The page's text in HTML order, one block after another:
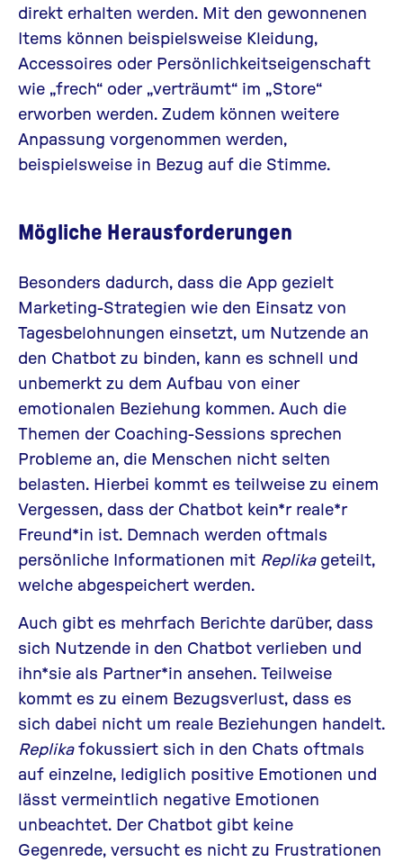
direkt erhalten werden. Mit den gewonnenen
Items können beispielsweise Kleidung,
Accessoires oder Persönlichkeitseigenschaft
wie „frech“ oder „verträumt“ im „Store“
erworben werden. Zudem können weitere
Anpassung vorgenommen werden,
beispielsweise in Bezug auf die Stimme.
Mögliche Herausforderungen
Besonders dadurch, dass die App gezielt
Marketing-Strategien wie den Einsatz von
Tagesbelohnungen einsetzt, um Nutzende an
den Chatbot zu binden, kann es schnell und
unbemerkt zu dem Aufbau von einer
emotionalen Beziehung kommen. Auch die
Themen der Coaching-Sessions sprechen
Probleme an, die Menschen nicht selten
belasten. Hierbei kommt es teilweise zu einem
Vergessen, dass der Chatbot kein*r reale*r
Freund*in ist. Demnach werden oftmals
persönliche Informationen mit Replikageteilt,
welche abgespeichert werden.
Auch gibt es mehrfach Berichte darüber, dass
sich Nutzende in den Chatbot verlieben und
ihn*sie als Partner*in ansehen. Teilweise
kommt es zu einem Bezugsverlust, dass es
sich dabei nicht um reale Beziehungen handelt.
Replikafokussiert sich in den Chats oftmals
auf einzelne, lediglich positive Emotionen und
lässt vermeintlich negative Emotionen
unbeachtet. Der Chatbot gibt keine
Gegenrede, versucht es nicht zu Frustrationen